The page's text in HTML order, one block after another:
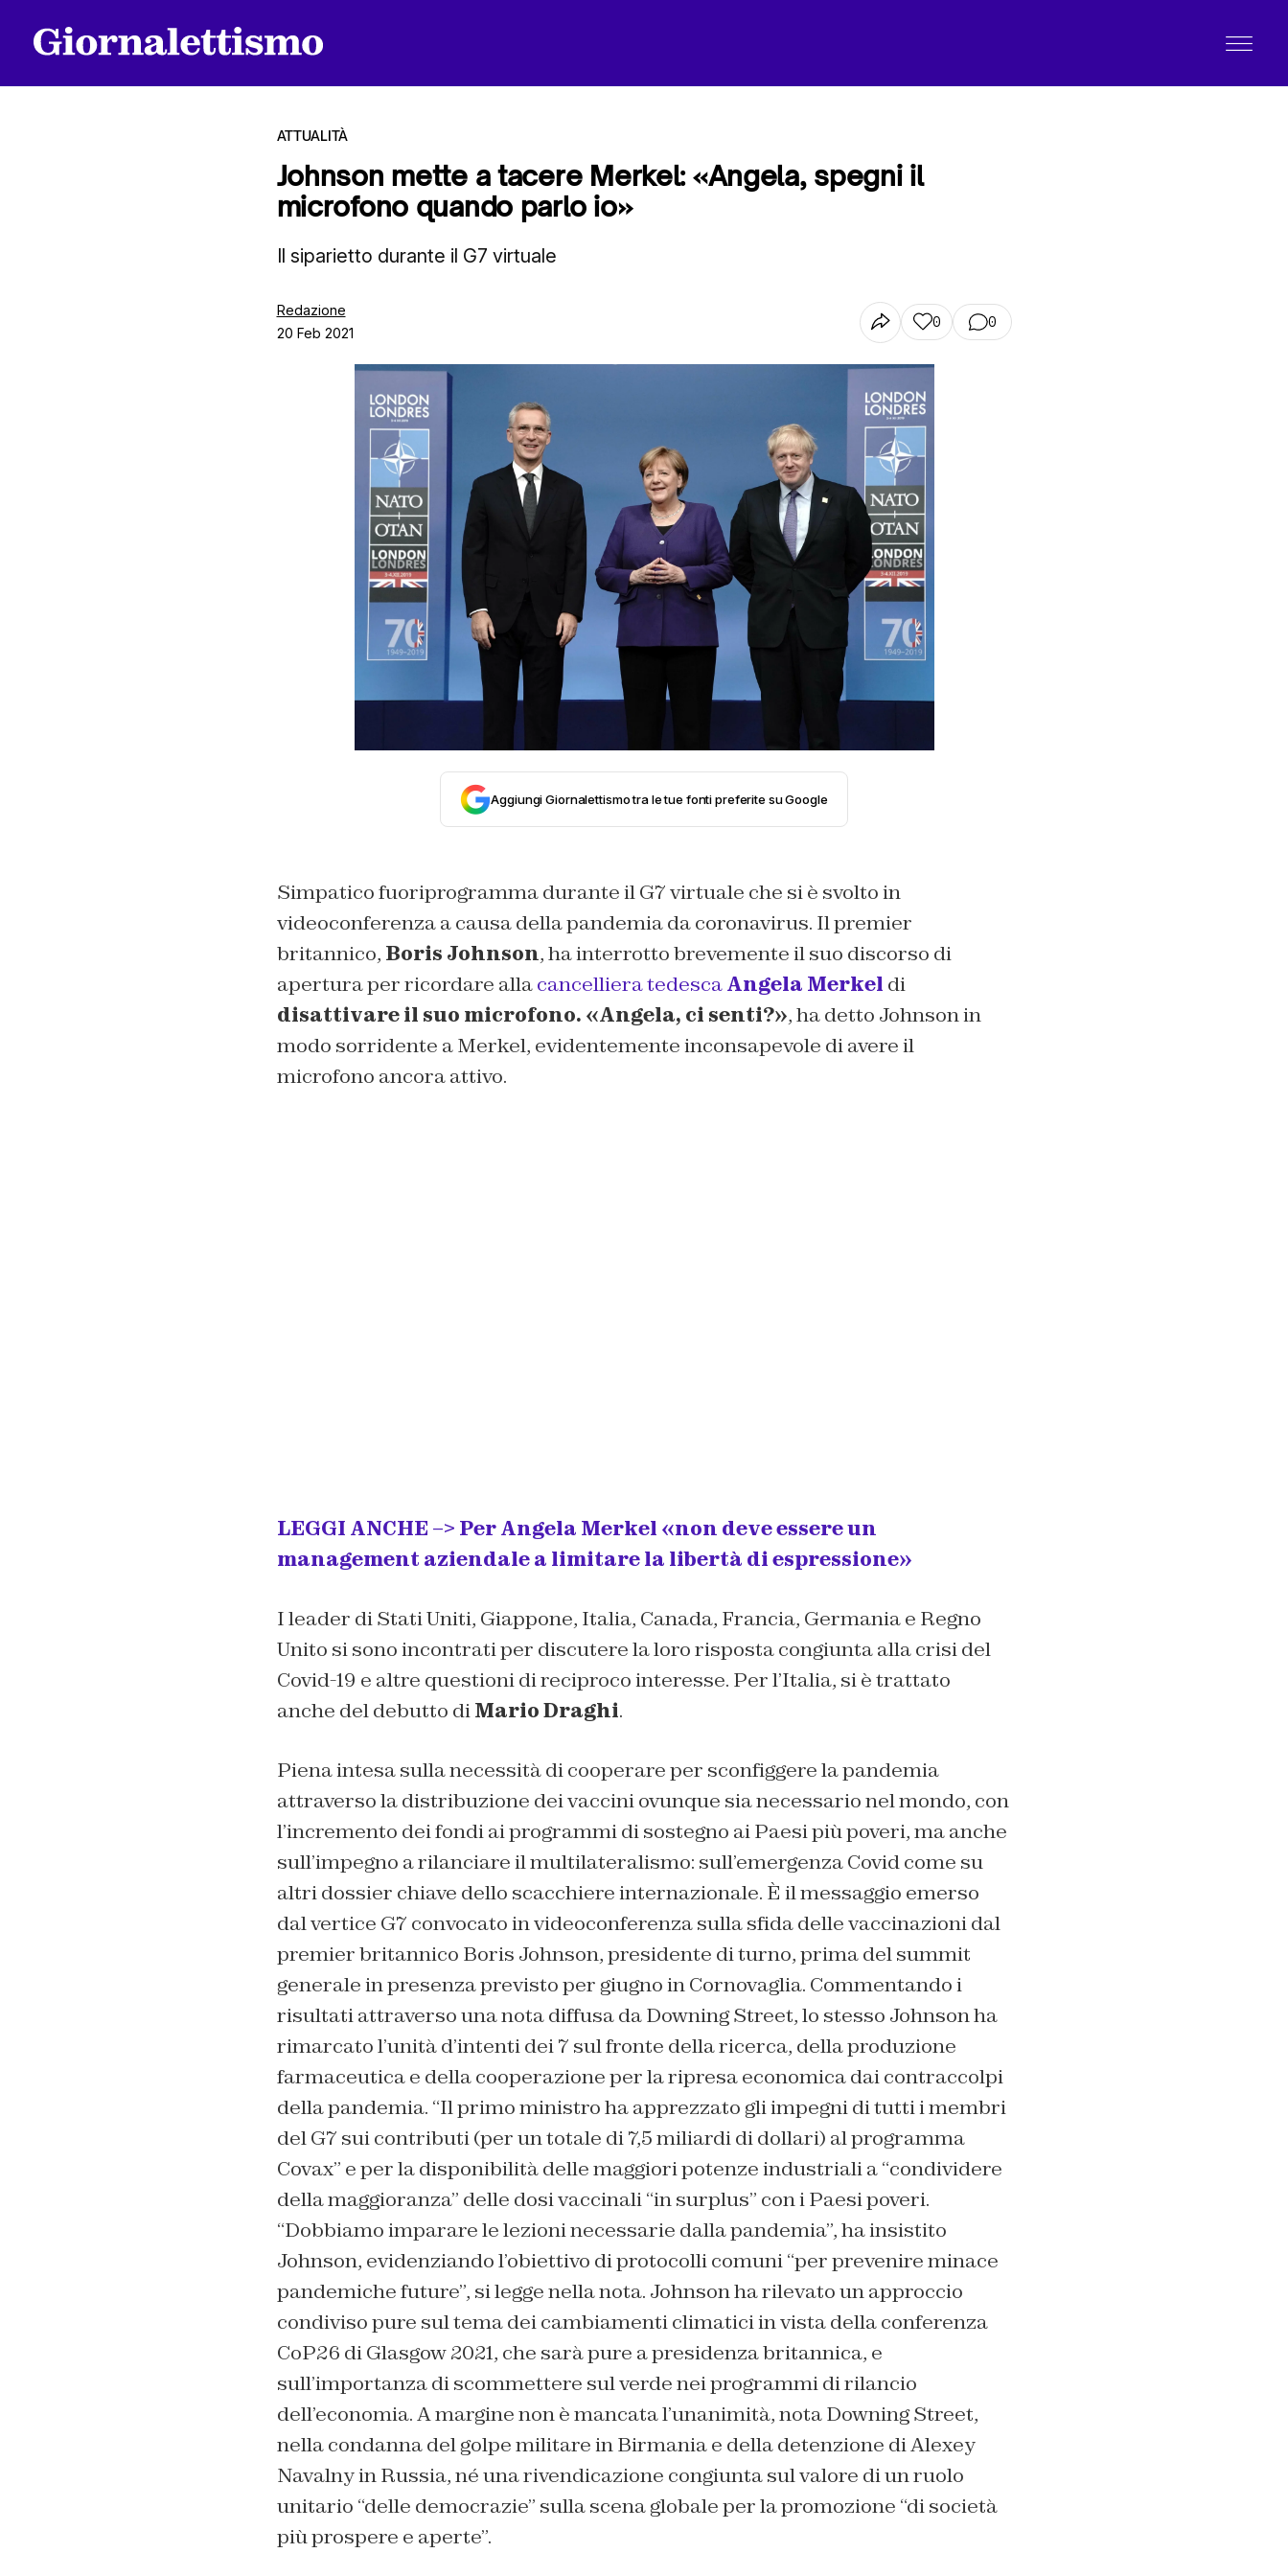
ATTUALITÀ
Johnson mette a tacere Merkel: «Angela, spegni il
microfono quando parlo io»
Il siparietto durante il G7 virtuale
Redazione
20 Feb 2021
0 0
Aggiungi Giornalettismo tra le tue fonti preferite su Google
Simpatico fuoriprogramma durante il G7 virtuale che si è svolto in
videoconferenza a causa della pandemia da coronavirus. Il premier
britannico, Boris Johnson, ha interrotto brevemente il suo discorso di
apertura per ricordare allacancelliera tedescaAngela Merkel di
disattivare il suo microfono. «Angela, ci senti?», ha detto Johnson in
modo sorridente a Merkel, evidentemente inconsapevole di avere il
microfono ancora attivo.
LEGGI ANCHE –> Per Angela Merkel «non deve essere un
management aziendale a limitare la libertà di espressione»
I leader di Stati Uniti, Giappone, Italia, Canada, Francia, Germania e Regno
Unito si sono incontrati per discutere la loro risposta congiunta alla crisi del
Covid-19 e altre questioni di reciproco interesse. Per l’Italia, si è trattato
anche del debutto diMario Draghi.
Piena intesa sulla necessità di cooperare per sconfiggere la pandemia
attraverso la distribuzione dei vaccini ovunque sia necessario nel mondo, con
l’incremento dei fondi ai programmi di sostegno ai Paesi più poveri, ma anche
sull’impegno a rilanciare il multilateralismo: sull’emergenza Covid come su
altri dossier chiave dello scacchiere internazionale. È il messaggio emerso
dal vertice G7 convocato in videoconferenza sulla sfida delle vaccinazioni dal
premier britannico Boris Johnson, presidente di turno, prima del summit
generale in presenza previsto per giugno in Cornovaglia. Commentando i
risultati attraverso una nota diffusa da Downing Street, lo stesso Johnson ha
rimarcato l’unità d’intenti dei 7 sul fronte della ricerca, della produzione
farmaceutica e della cooperazione per la ripresa economica dai contraccolpi
della pandemia. “Il primo ministro ha apprezzato gli impegni di tutti i membri
del G7 sui contributi (per un totale di 7,5 miliardi di dollari) al programma
Covax” e per la disponibilità delle maggiori potenze industriali a “condividere
della maggioranza” delle dosi vaccinali “in surplus” con i Paesi poveri.
“Dobbiamo imparare le lezioni necessarie dalla pandemia”, ha insistito
Johnson, evidenziando l’obiettivo di protocolli comuni “per prevenire minace
pandemiche future”, si legge nella nota. Johnson ha rilevato un approccio
condiviso pure sul tema dei cambiamenti climatici in vista della conferenza
CoP26 di Glasgow 2021, che sarà pure a presidenza britannica, e
sull’importanza di scommettere sul verde nei programmi di rilancio
dell’economia. A margine non è mancata l’unanimità, nota Downing Street,
nella condanna del golpe militare in Birmania e della detenzione di Alexey
Navalny in Russia, né una rivendicazione congiunta sul valore di un ruolo
unitario “delle democrazie” sulla scena globale per la promozione “di società
più prospere e aperte”.